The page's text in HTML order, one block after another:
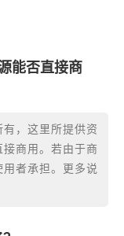
能否直接商
，这里所提供资
商用。若由于商
者承担。更多说